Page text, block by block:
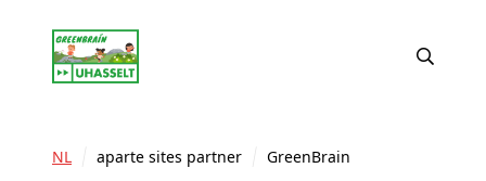
NL aparte sites partner GreenBrain